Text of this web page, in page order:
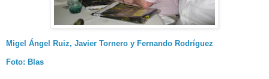
Migel Ángel Ruiz, Javier Tornero y Fernando Rodríguez
Foto: Blas